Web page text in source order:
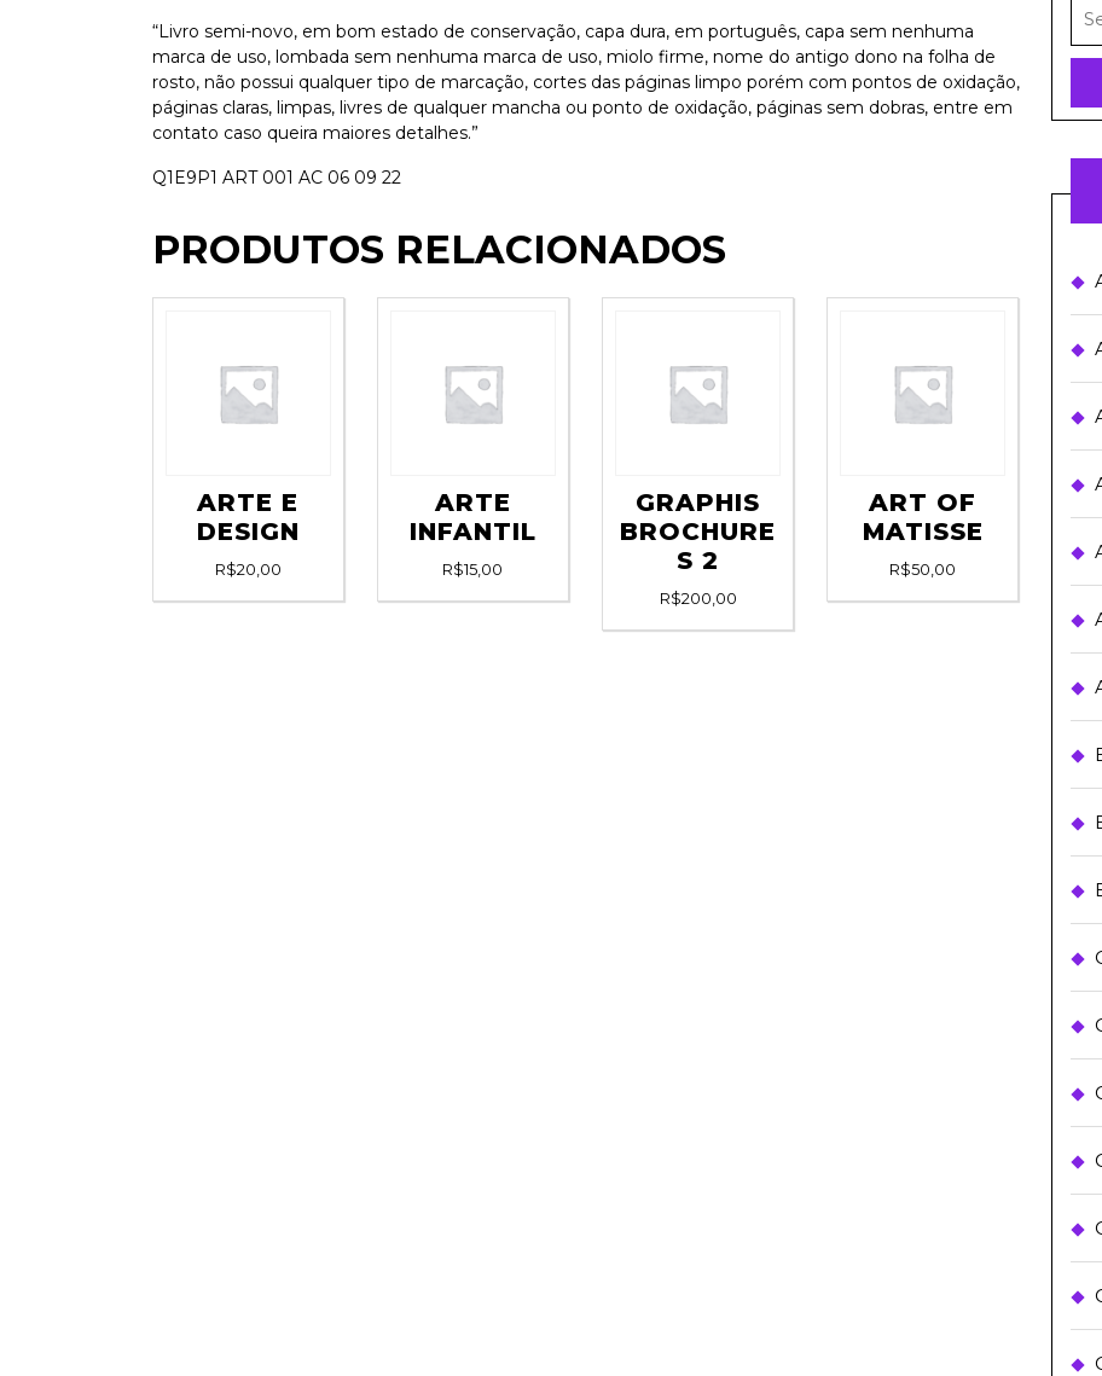
“Livro semi-novo, em bom estado de conservação, capa dura, em português, capa sem nenhuma
marca de uso, lombada sem nenhuma marca de uso, miolo firme, nome do antigo dono na folha de
rosto, não possui qualquer tipo de marcação, cortes das páginas limpo porém com pontos de oxidação,
páginas claras, limpas, livres de qualquer mancha ou ponto de oxidação, páginas sem dobras, entre em
contato caso queira maiores detalhes.”
Q1E9P1 ART 001 AC 06 09 22
PRODUTOS RELACIONADOS
ARTE E
DESIGN
R$20,00
ARTE
INFANTIL
R$15,00
GRAPHIS
BROCHURE
S 2
R$200,00
ART OF
MATISSE
R$50,00
for: